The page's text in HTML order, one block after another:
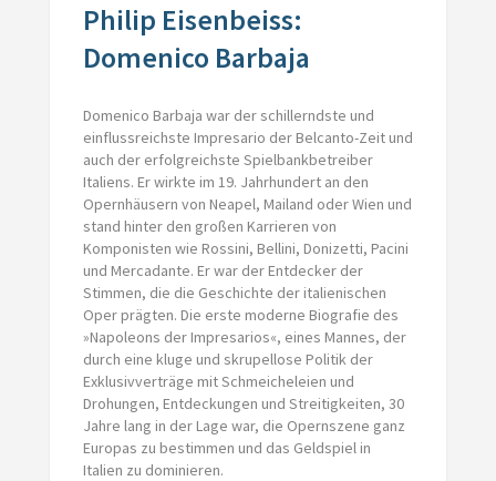
Philip Eisenbeiss:
Domenico Barbaja
Domenico Barbaja war der schillerndste und
einflussreichste Impresario der Belcanto-Zeit und
auch der erfolgreichste Spielbankbetreiber
Italiens. Er wirkte im 19. Jahrhundert an den
Opernhäusern von Neapel, Mailand oder Wien und
stand hinter den großen Karrieren von
Komponisten wie Rossini, Bellini, Donizetti, Pacini
und Mercadante. Er war der Entdecker der
Stimmen, die die Geschichte der italienischen
Oper prägten. Die erste moderne Biografie des
»Napoleons der Impresarios«, eines Mannes, der
durch eine kluge und skrupellose Politik der
Exklusivverträge mit Schmeicheleien und
Drohungen, Entdeckungen und Streitigkeiten, 30
Jahre lang in der Lage war, die Opernszene ganz
Europas zu bestimmen und das Geldspiel in
Italien zu dominieren.